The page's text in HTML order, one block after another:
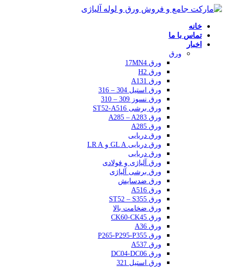
خانه
تماس با ما
اخبار
ورق
ورق 17MN4
ورق H2
ورق A131
ورق استیل 304 – 316
ورق نسوز 309 – 310
ورق برشی ST52-A516
ورق A285 – A283
ورق A285
ورق دریایی
ورق دریایی GL A و LR A
ورق دریایی
ورق آلیاژی و فولادی
ورق برشی آلیاژی
ورق ضدسایش
ورق A516
ورق ST52 – S355
ورق ضخامت بالا
ورق CK60-CK45
ورق A36
ورق P265-P295-P355
ورق A537
ورق DC04-DC06
ورق استیل 321